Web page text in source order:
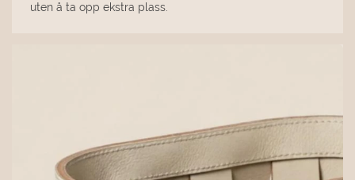
uten å ta opp ekstra plass.